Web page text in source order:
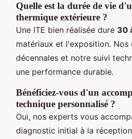
Quelle est la durée de vie
thermique extérieure ?
Une ITE bien réalisée dure 30
matériaux et l'exposition. Nos
décennales et notre suivi
une performance durable.
Bénéficiez-vous d'un
technique personnalisé ?
Oui, nos experts vous
diagnostic initial à la